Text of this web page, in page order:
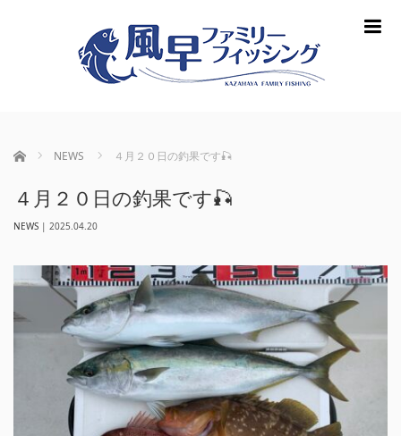
ホーム NEWS ４月２０日の釣果です🎣
４月２０日の釣果です🎣
NEWS | 2025.04.20